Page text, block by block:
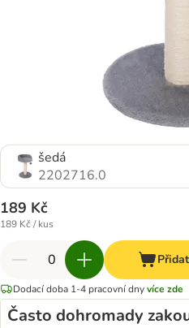
šedá
2202716.0
189 Kč
189 Kč / kus
Dodací doba 1-4 pracovní dnyvíce zde
Často dohromady